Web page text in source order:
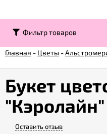
Контакты
Гарантии
Фильтр товаров
Главная - Цветы -
Букет
"Кэролайн"
Оставить отзыв